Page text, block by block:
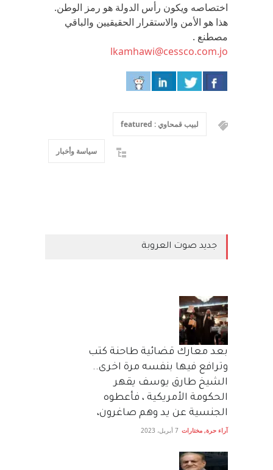
اختصاصه ويكون رأس الدولة هو رمز الوطن.
هذا هو الأمن والاستقرار الحقيقيين والباقي
مصطنع .
lkamhawi@cessco.com.jo
لبيب قمحاوي : featured
سياسة وأخبار
جديد صوت العروبة
بعد معارك قضائية طاحنة كتب
وترافع فيها بنفسه مرة اخرى..
الشيخ طارق يوسف يقهر
الحكومة الأمريكية ، فأعطوه
الجنسية عن يد وهم صاغرون،
آراء حرة, مختارات 7 أبريل، 2023